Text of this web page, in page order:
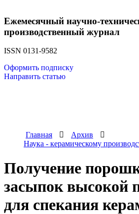
Ежемесячный научно-
производственный журнал
ISSN 0131-9582
Оформить подписку
Направить статью
Главная
Архив
Наука - керамическому
Получение
засыпок высокой
для спекания